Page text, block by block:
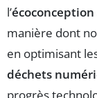
l’écoconception
manière dont
en optimisant
déchets
progrès